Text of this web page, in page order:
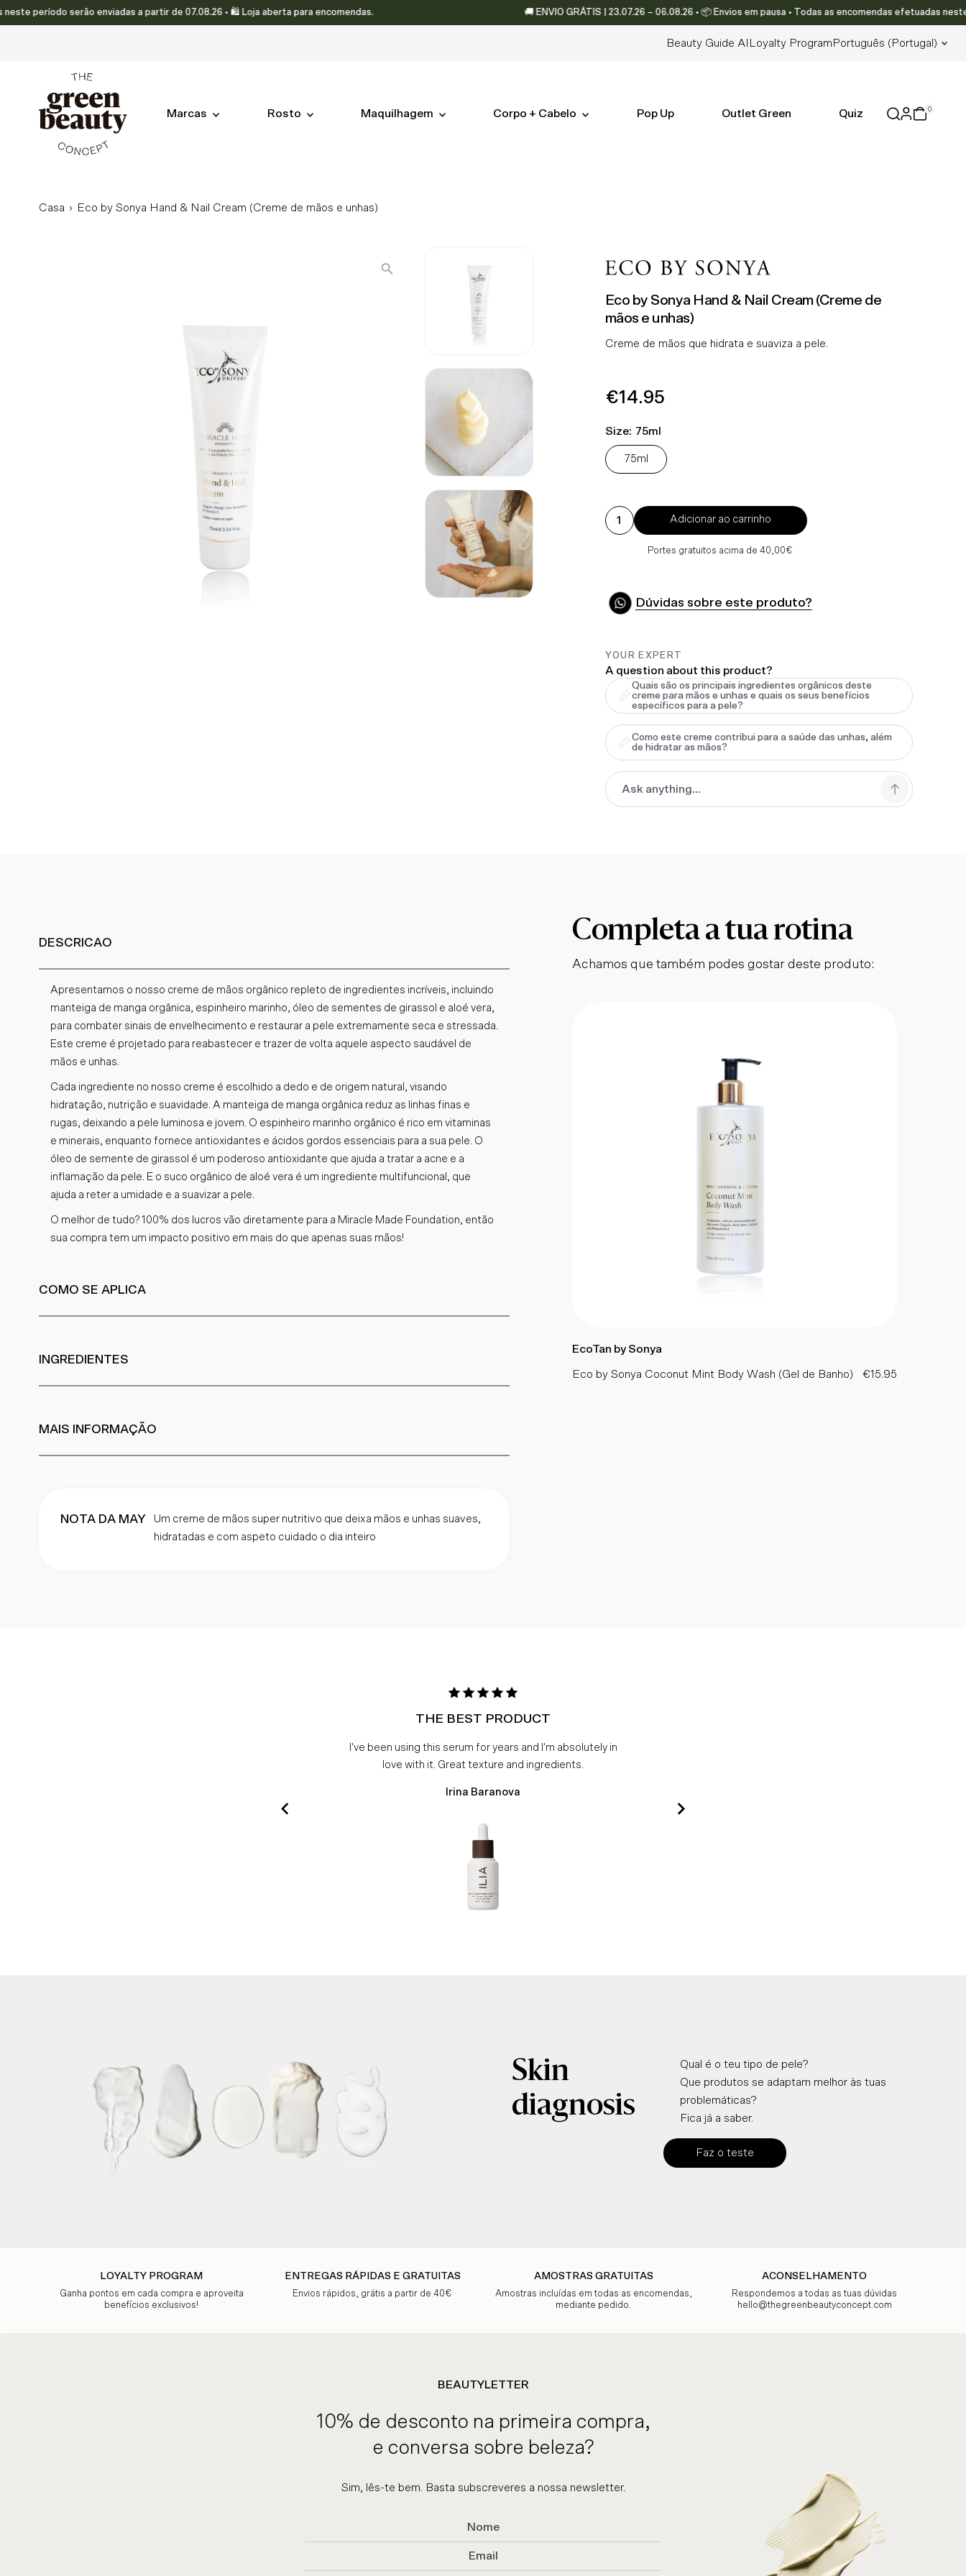
Translation missing: pt-PT.accessibility.skip_to_text
período serão enviadas a partir de 07.08.26 • 🛍️ Loja aberta para encomendas. 🚚 ENVIO GRÁTIS | 23.07.26 – 06.08.26 • 📦 Envios em pausa • Todas as encomendas efetuadas neste
Beauty Guide AI Loyalty ProgramPortuguês (portugal)
Marcas Rosto Maquilhagem Corpo + Cabelo Pop Up Outlet Green Quiz 0
Casa › Eco by Sonya Hand & Nail Cream (Creme de mãos e unhas)
Eco by Sonya Hand & Nail Cream (Creme de
mãos e unhas)
Creme de mãos que hidrata e suaviza a pele.
Preço
€14.95
Size: 75ml
75ml
Adicionar ao carrinho
Portes gratuitos acima de 40,00€
Dúvidas sobre este produto?
YOUR EXPERT
A question about this product?
Quais são os principais ingredientes orgânicos deste
creme para mãos e unhas e quais os seus benefícios
específicos para a pele?
Como este creme contribui para a saúde das unhas, além
de hidratar as mãos?
DESCRICAO
Apresentamos o nosso creme de mãos orgânico repleto de ingredientes incríveis, incluindo
manteiga de manga orgânica, espinheiro marinho, óleo de sementes de girassol e aloé vera,
para combater sinais de envelhecimento e restaurar a pele extremamente seca e stressada.
Este creme é projetado para reabastecer e trazer de volta aquele aspecto saudável de
mãos e unhas.
Cada ingrediente no nosso creme é escolhido a dedo e de origem natural, visando
hidratação, nutrição e suavidade. A manteiga de manga orgânica reduz as linhas finas e
rugas, deixando a pele luminosa e jovem. O espinheiro marinho orgânico é rico em vitaminas
e minerais, enquanto fornece antioxidantes e ácidos gordos essenciais para a sua pele. O
óleo de semente de girassol é um poderoso antioxidante que ajuda a tratar a acne e a
inflamação da pele. E o suco orgânico de aloé vera é um ingrediente multifuncional, que
ajuda a reter a umidade e a suavizar a pele.
O melhor de tudo? 100% dos lucros vão diretamente para a Miracle Made Foundation, então
sua compra tem um impacto positivo em mais do que apenas suas mãos!
COMO SE APLICA
INGREDIENTES
MAIS INFORMAÇÃO
NOTA DA MAY
Um creme de mãos super nutritivo que deixa mãos e unhas suaves,
hidratadas e com aspeto cuidado o dia inteiro
Completa a tua rotina
Achamos que também podes gostar deste produto:
EcoTan by Sonya
Eco by Sonya Coconut Mint Body Wash (Gel de Banho) €15.95
THE BEST PRODUCT
I've been using this serum for years and I'm absolutely in
love with it. Great texture and ingredients.
Irina Baranova
Skin
diagnosis
Qual é o teu tipo de pele?
Que produtos se adaptam melhor às tuas
problemáticas?
Fica já a saber.
Faz o teste
LOYALTY PROGRAM
Ganha pontos em cada compra e aproveita
benefícios exclusivos!
ENTREGAS RÁPIDAS E GRATUITAS
Envios rápidos, grátis a partir de 40€
AMOSTRAS GRATUITAS
Amostras incluídas em todas as encomendas,
mediante pedido.
ACONSELHAMENTO
Respondemos a todas as tuas dúvidas
hello@thegreenbeautyconcept.com
BEAUTYLETTER
10% de desconto na primeira compra,
e conversa sobre beleza?
Sim, lês-te bem. Basta subscreveres a nossa newsletter.